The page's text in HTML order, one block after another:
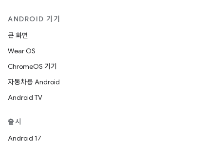
ANDROID 기기
큰 화면
Wear OS
ChromeOS 기기
자동차용 Android
Android TV
출시
Android 17